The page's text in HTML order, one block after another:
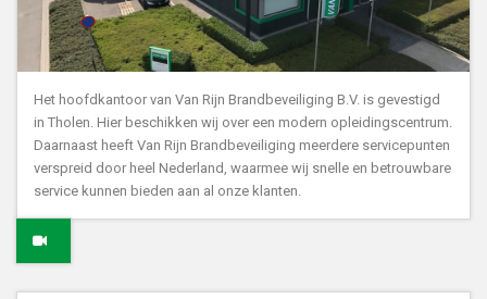
Het hoofdkantoor van Van Rijn Brandbeveiliging B.V. is gevestigd
in Tholen. Hier beschikken wij over een modern opleidingscentrum.
Daarnaast heeft Van Rijn Brandbeveiliging meerdere servicepunten
verspreid door heel Nederland, waarmee wij snelle en betrouwbare
service kunnen bieden aan al onze klanten.